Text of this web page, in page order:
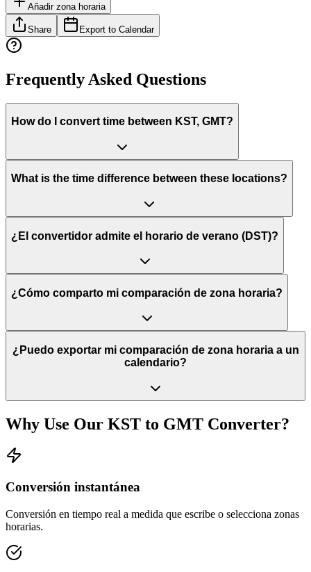
Añadir zona horaria
Share Export to Calendar
Frequently Asked Questions
How do I convert time between KST, GMT?
What is the time difference between these locations?
¿El convertidor admite el horario de verano (DST)?
¿Cómo comparto mi comparación de zona horaria?
¿Puedo exportar mi comparación de zona horaria a un
calendario?
Why Use Our KST to GMT Converter?
Conversión instantánea
Conversión en tiempo real a medida que escribe o selecciona zonas
horarias.